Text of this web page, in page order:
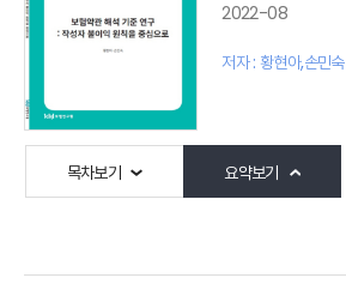
2022-08
저자 : 황현아,손민숙
목차보기 요약보기